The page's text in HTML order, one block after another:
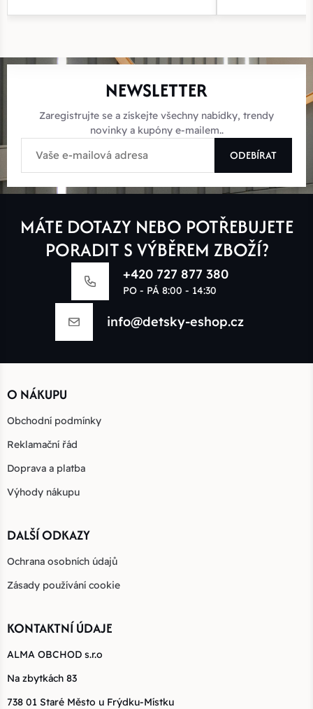
NEWSLETTER
Zaregistrujte se a získejte všechny nabídky, trendy
novinky a kupóny e-mailem..
ODEBÍRAT
MÁTE DOTAZY NEBO POTŘEBUJETE
PORADIT S VÝBĚREM ZBOŽÍ?
+420 727 877 380
PO - PÁ 8:00 - 14:30
info@detsky-eshop.cz
O NÁKUPU
Obchodní podmínky
Reklamační řád
Doprava a platba
Výhody nákupu
DALŠÍ ODKAZY
Ochrana osobních údajů
Zásady používání cookie
KONTAKTNÍ ÚDAJE
ALMA OBCHOD s.r.o
Na zbytkách 83
738 01 Staré Město u Frýdku-Místku